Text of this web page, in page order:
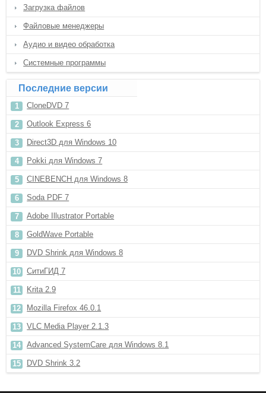
Загрузка файлов
Файловые менеджеры
Аудио и видео обработка
Системные программы
Последние версии
CloneDVD 7
Outlook Express 6
Direct3D для Windows 10
Pokki для Windows 7
CINEBENCH для Windows 8
Soda PDF 7
Adobe Illustrator Portable
GoldWave Portable
DVD Shrink для Windows 8
СитиГИД 7
Krita 2.9
Mozilla Firefox 46.0.1
VLC Media Player 2.1.3
Advanced SystemCare для Windows 8.1
DVD Shrink 3.2